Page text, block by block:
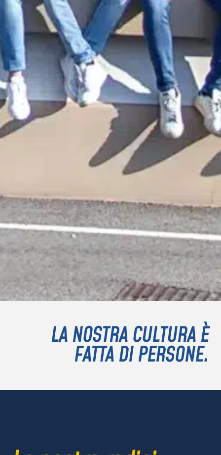
LA NOSTRA CULTURA È
FATTA DI PERSONE.